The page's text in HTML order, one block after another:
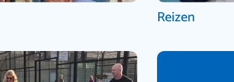
Reizen